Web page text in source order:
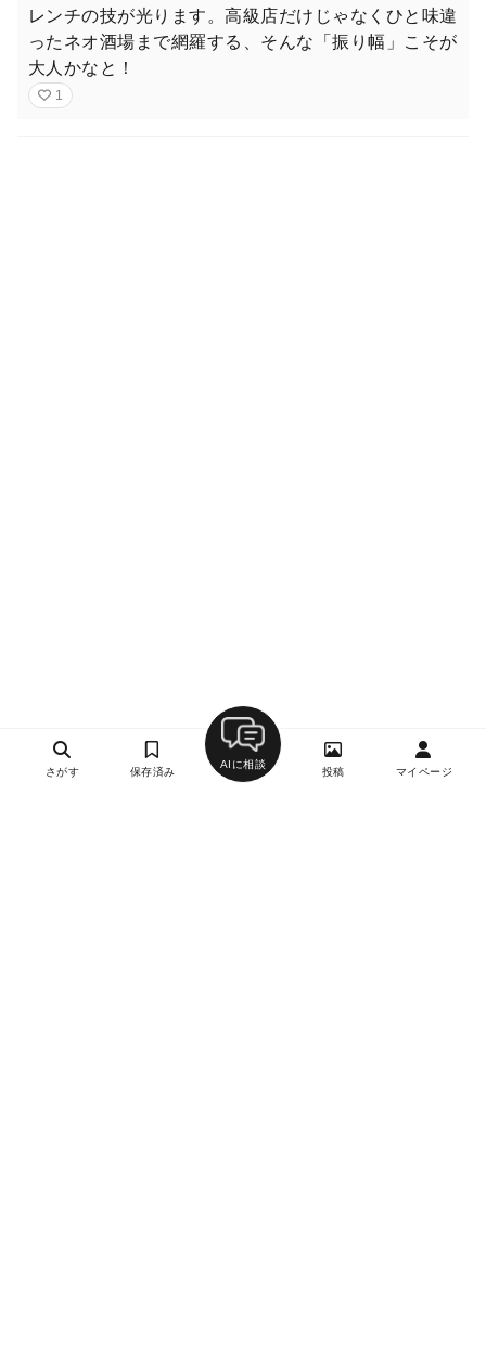
レンチの技が光ります。高級店だけじゃなくひと味違
ったネオ酒場まで網羅する、そんな「振り幅」こそが
大人かなと！
1
さがす 保存済み
AIに相談
投稿 マイページ